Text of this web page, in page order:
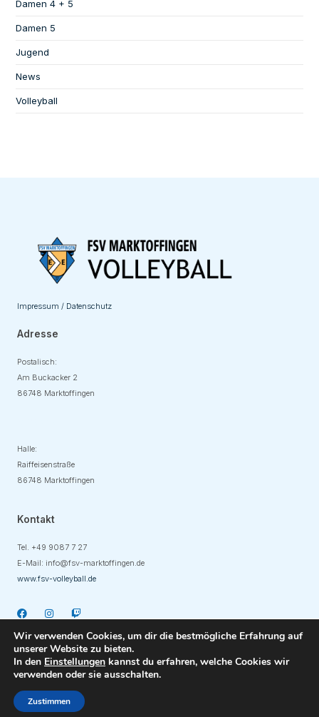
Damen 4 + 5
Damen 5
Jugend
News
Volleyball
Impressum / Datenschutz
Adresse
Postalisch:
Am Buckacker 2
86748 Marktoffingen
Halle:
Raiffeisenstraße
86748 Marktoffingen
Kontakt
Tel. +49 9087 7 27
E-Mail: info@fsv-marktoffingen.de
www.fsv-volleyball.de
Wir verwenden Cookies, um dir die bestmögliche Erfahrung auf
unserer Website zu bieten.
In den Einstellungen kannst du erfahren, welche Cookies wir
verwenden oder sie ausschalten.
Zustimmen